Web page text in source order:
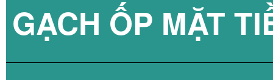
GẠCH ỐP MẶT